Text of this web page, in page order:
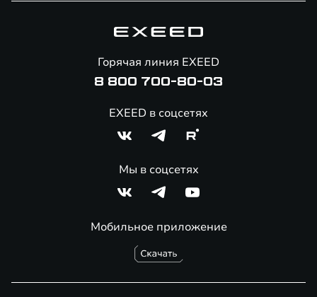
Помощь на дорогах
Мобильное приложение
Горячая линия EXEED
8 800 700-80-03
EXEED в соцсетях
Мы в соцсетях